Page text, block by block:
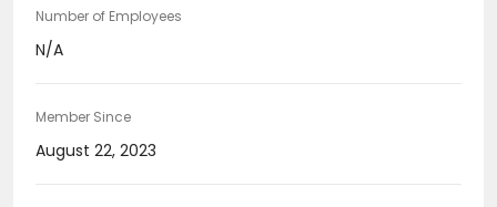
Number of Employees
N/A
Member Since
August 22, 2023